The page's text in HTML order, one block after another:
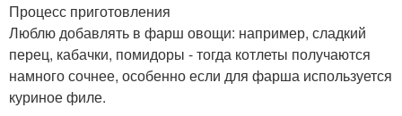
Процесс приготовления
Люблю добавлять в фарш овощи: например, сладкий
перец, кабачки, помидоры - тогда котлеты получаются
намного сочнее, особенно если для фарша используется
куриное филе.